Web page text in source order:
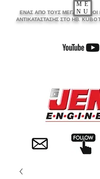
ΕΝΑΣ ΑΠΟ ΤΟΥΣ
ΑΝΤΙΚΑΤΑΣΤΑΣΗΣ ΣΤΟ ΗΒ.
ME
NU